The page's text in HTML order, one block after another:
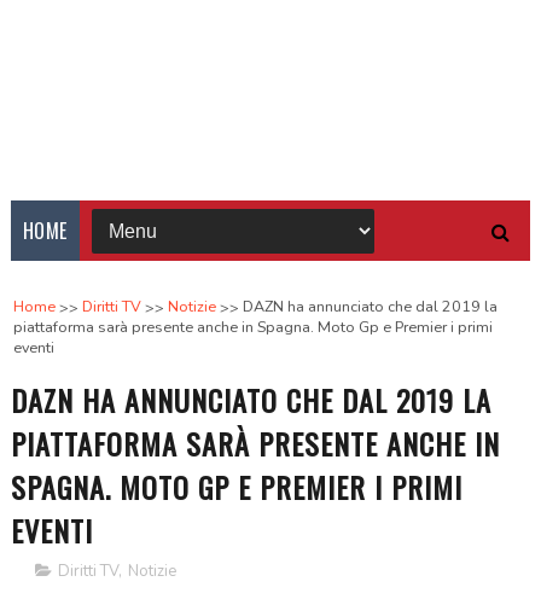
HOME
Home Diritti TV Notizie
DAZN ha annunciato che dal 2019 la
piattaforma sarà presente anche in Spagna. Moto Gp e Premier i primi
eventi
DAZN HA ANNUNCIATO CHE DAL 2019 LA
PIATTAFORMA SARÀ PRESENTE ANCHE IN
SPAGNA. MOTO GP E PREMIER I PRIMI
EVENTI
Diritti TV, Notizie